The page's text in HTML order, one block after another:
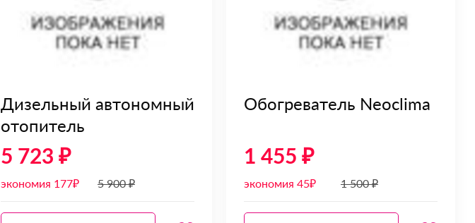
Дизельный автономный
отопитель
5 723 ₽
экономия 177₽ 5 900 ₽
Обогреватель Neoclima
1 455 ₽
экономия 45₽ 1 500 ₽